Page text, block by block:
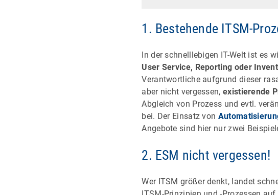
1. Bestehende ITSM-
In der schnelllebigen IT-Welt ist es
User Service, Reporting oder
Verantwortliche aufgrund dieser
aber nicht vergessen,existierende
Abgleich von Prozess und evtl.
bei. Der Einsatz von
Angebote sind hier nur zwei
2. ESM nicht vergessen!
Wer ITSM größer denkt, landet